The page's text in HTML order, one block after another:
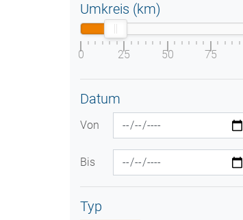
Umkreis (km)
0 25 50 75
Datum
Von
Bis
Typ